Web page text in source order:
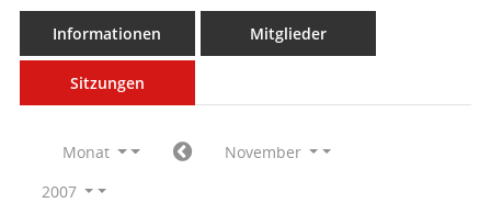
Informationen Mitglieder
Sitzungen
Monat
November
2007